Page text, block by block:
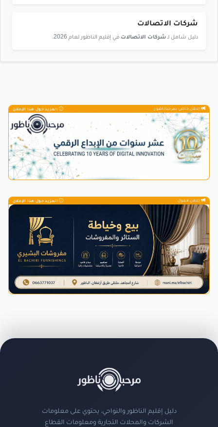
شركات الاتصالات
دليل شامل لـ شركات الاتصالات في إقليم الناظور لعام 2026.
إعلان خاص بمرحباناظور المزيد حول هذا الإعلان
إعلان ممول المزيد حول هذا الإعلان
دليل إقليم الناظور والنواحي، يحتوي على معلومات
الشركات والمحلات التجارية ومعلومات القطاع